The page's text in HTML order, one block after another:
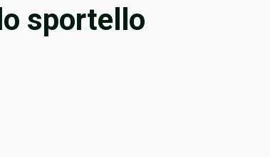
sportello